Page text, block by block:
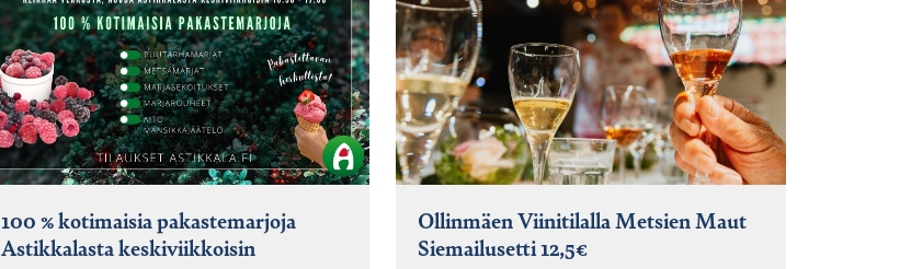
100 % kotimaisia pakastemarjoja
Astikkalasta keskiviikkoisin
Ollinmäen Viinitilalla Metsien Maut
Siemailusetti 12,5€